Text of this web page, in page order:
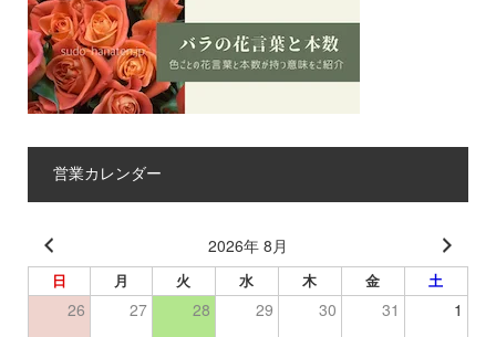
営業カレンダー
2026年 8月
日 月 火 水 木 金 土
26 27 28 29 30 31 1